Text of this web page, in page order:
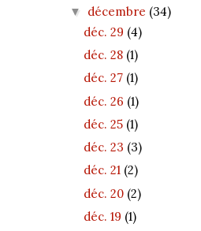
▼ décembre (34)
déc. 29 (4)
déc. 28 (1)
déc. 27 (1)
déc. 26 (1)
déc. 25 (1)
déc. 23 (3)
déc. 21 (2)
déc. 20 (2)
déc. 19 (1)